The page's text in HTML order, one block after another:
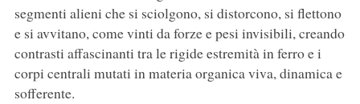
segmenti alieni che si sciolgono, si distorcono, si flettono
e si avvitano, come vinti da forze e pesi invisibili, creando
contrasti affascinanti tra le rigide estremità in ferro e i
corpi centrali mutati in materia organica viva, dinamica e
sofferente.